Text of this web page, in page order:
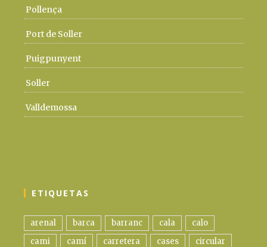
Pollença
Port de Soller
Puigpunyent
Soller
Valldemossa
ETIQUETAS
arenal barca barranc cala
calo
cami
camí carretera cases
circular